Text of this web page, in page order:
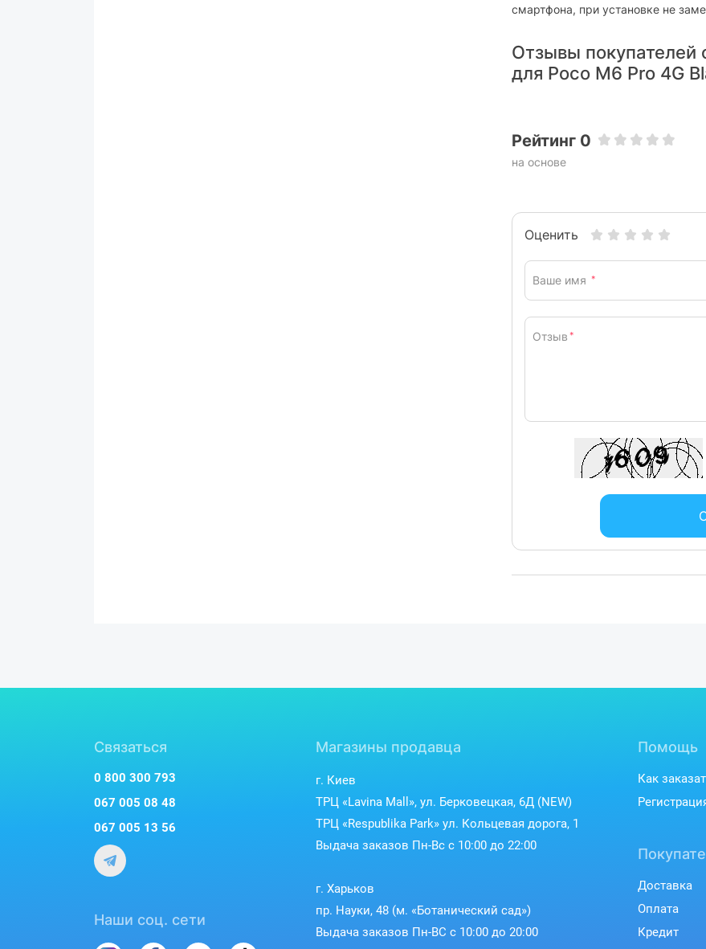
смартфона, при установке не
Отзывы покупателей
для Poco M6 Pro 4G
Рейтинг 0
на основе
Оценить
Ваше имя *
Отзыв *
Связаться
0 800 300 793
067 005 08 48
067 005 13 56
Наши соц. сети
Магазины продавца
г. Киев
ТРЦ «Lavina Mall», ул. Берковецкая, 6Д (NEW)
ТРЦ «Respublika Park» ул. Кольцевая дорога, 1
Выдача заказов Пн-Вс с 10:00 до 22:00
г. Харьков
пр. Науки, 48 (м. «Ботанический сад»)
Выдача заказов Пн-ВС с 10:00 до 20:00
Помощь
Как
Доставка
Оплата
Кредит